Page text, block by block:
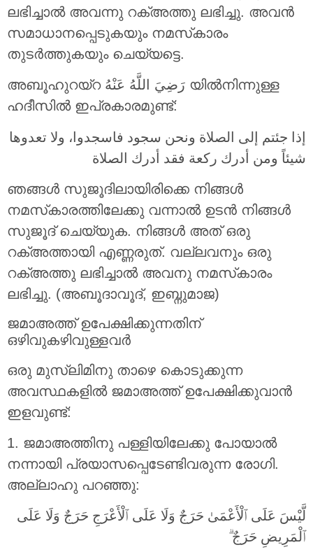
ലഭിച്ചാൽ അവന്നു റക്അത്തു ലഭിച്ചു. അവൻ
സമാധാനപ്പെടുകയും നമസ്‌കാരം
തുടർത്തുകയും ചെയ്യട്ടെ.
അബൂഹുറയ്‌റ رَضِيَ اللَّهُ عَنْهُ യിൽനിന്നുള്ള
ഹദീസിൽ ഇപ്രകാരമുണ്ട്:
إذا جئتم إلى الصلاة ونحن سجود فاسجدوا، ولا تعدوها
شيئاً ومن أدرك ركعة فقد أدرك الصلاة
ഞങ്ങൾ സുജൂദിലായിരിക്കെ നിങ്ങൾ
നമസ്‌കാരത്തിലേക്കു വന്നാൽ ഉടൻ നിങ്ങൾ
സുജൂദ് ചെയ്യുക. നിങ്ങൾ അത് ഒരു
റക്അത്തായി എണ്ണരുത്. വല്ലവനും ഒരു
റക്അത്തു ലഭിച്ചാൽ അവനു നമസ്‌കാരം
ലഭിച്ചു. (അബൂദാവൂദ്, ഇബ്നുമാജ)
ജമാഅത്ത് ഉപേക്ഷിക്കുന്നതിന്
ഒഴിവുകഴിവുള്ളവർ
ഒരു മുസ്‌ലിമിനു താഴെ കൊടുക്കുന്ന
അവസ്ഥകളിൽ ജമാഅത്ത് ഉപേക്ഷിക്കുവാൻ
ഇളവുണ്ട്:
1. ജമാഅത്തിനു പള്ളിയിലേക്കു പോയാൽ
നന്നായി പ്രയാസപ്പെടേണ്ടിവരുന്ന രോഗി.
അല്ലാഹു പറഞ്ഞു:
لَّيْسَ عَلَى ٱلْأَعْمَىٰ حَرَجٌ وَلَا عَلَى ٱلْأَعْرَجِ حَرَجٌ وَلَا عَلَى
ٱلْمَرِيضِ حَرَجٌ ۗ